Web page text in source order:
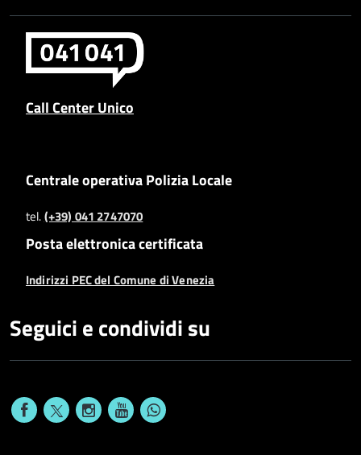
Call Center Unico
Centrale operativa Polizia Locale
tel.(+39) 041 2747070
Posta elettronica certificata
Indirizzi PEC del Comune di Venezia
Seguici e condividi su